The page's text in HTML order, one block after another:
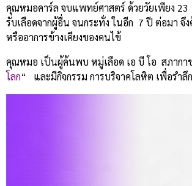
คุณหมอคาร์ล จบแพทย์ศาสตร์ ด้วยวัยเพียง 23
รับเลือดจากผู้อื่น จนกระทั่ง ในอีก 7 ปี ต่อมา
หรืออาการข้างเคียงของคนไข้
คุณหมอ เป็นผู้ค้นพบ หมู่เลือด เอ บี โอ สภากา
โลก“ และมีกิจกรรม การบริจาคโลหิต เพื่อรำ